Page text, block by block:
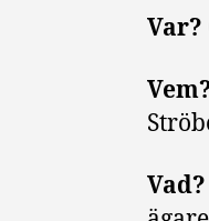
Var?
Vad?